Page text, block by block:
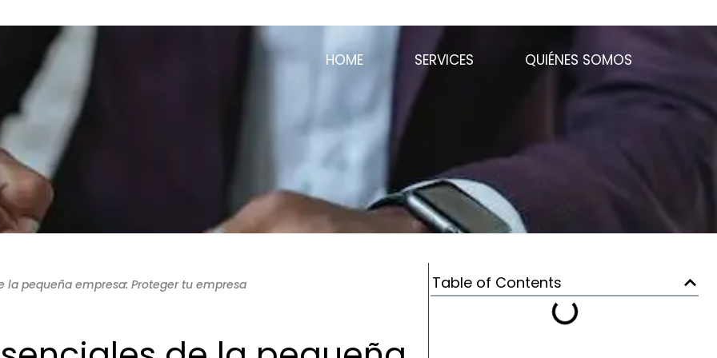
HOME SERVICES QUIÉNES SOMOS
la pequeña empresa: Proteger tu empresa Table of Contents